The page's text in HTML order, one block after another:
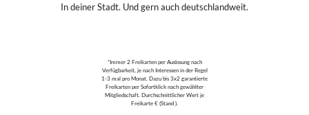
In deiner Stadt. Und gern auch deutschlandweit.
*Immer 2 Freikarten per Auslosung nach
Verfügbarkeit, je nach Interessen in der Regel
1-3 mal pro Monat. Dazu bis 3x2 garantierte
Freikarten per Sofortklick nach gewählter
Mitgliedschaft. Durchschnittlicher Wert je
Freikarte € (Stand ).